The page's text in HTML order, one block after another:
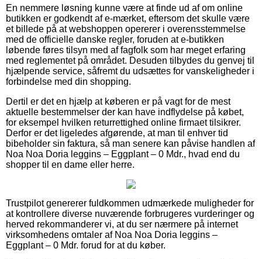
En nemmere løsning kunne være at finde ud af om online
butikken er godkendt af e-mærket, eftersom det skulle være
et billede på at webshoppen opererer i overensstemmelse
med de officielle danske regler, foruden at e-butikken
løbende føres tilsyn med af fagfolk som har meget erfaring
med reglementet på området. Desuden tilbydes du genvej til
hjælpende service, såfremt du udsættes for vanskeligheder i
forbindelse med din shopping.
Dertil er det en hjælp at køberen er på vagt for de mest
aktuelle bestemmelser der kan have indflydelse på købet,
for eksempel hvilken returrettighed online firmaet tilsikrer.
Derfor er det ligeledes afgørende, at man til enhver tid
bibeholder sin faktura, så man senere kan påvise handlen af
Noa Noa Doria leggins – Eggplant – 0 Mdr., hvad end du
shopper til en dame eller herre.
Trustpilot genererer fuldkommen udmærkede muligheder for
at kontrollere diverse nuværende forbrugeres vurderinger og
herved rekommanderer vi, at du ser nærmere på internet
virksomhedens omtaler af Noa Noa Doria leggins –
Eggplant – 0 Mdr. forud for at du køber.